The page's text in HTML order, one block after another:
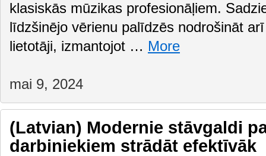
klasiskās mūzikas profesionāļiem.
līdzšinējo vērienu palīdzēs nodrošināt
lietotāji, izmantojot … More
mai 9, 2024
(Latvian) Modernie stāvgaldi
darbiniekiem strādāt efektīvāk